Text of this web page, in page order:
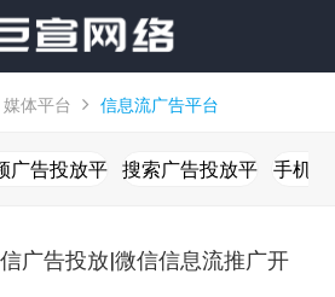
媒体平台 信息流广告平台
广告投放平
搜索广告投放平
手机
广告投放|微信信息流推广开